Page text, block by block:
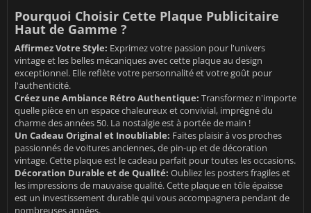
Pourquoi Choisir Cette Plaque Publicitaire
Haut de Gamme ?
Affirmez Votre Style: Exprimez votre passion pour l'univers
vintage et les belles mécaniques avec cette plaque au design
exceptionnel. Elle reflète votre personnalité et votre goût pour
l'authenticité.
Créez une Ambiance Rétro Authentique: Transformez n'importe
quelle pièce en un espace chaleureux et convivial, imprégné du
charme des années 50. La nostalgie est à portée de main !
Un Cadeau Original et Inoubliable: Faites plaisir à vos proches
passionnés de voitures anciennes, de pin-up et de décoration
vintage. Cette plaque est le cadeau parfait pour toutes les occasions.
Décoration Durable et de Qualité: Oubliez les posters fragiles et
les impressions de mauvaise qualité. Cette plaque en tôle épaisse
est un investissement durable qui vous accompagnera pendant de